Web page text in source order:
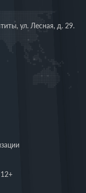
ул. Лесная, д. 29.